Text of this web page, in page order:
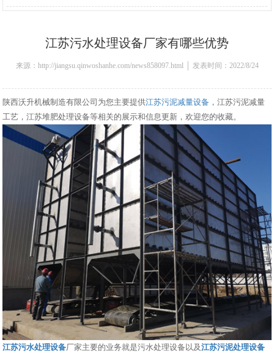
江苏污水处理设备厂家有哪些优势
来源：http://jiangsu.qinwoshanhe.com/news858097.html │ 发表时间：2022/8/24
陕西沃升机械制造有限公司为您主要提供江苏污泥减量设备 ，江苏污泥减量
工艺，江苏堆肥处理设备等相关的展示和信息更新，欢迎您的收藏。
江苏污水处理设备厂家主要的业务就是污水处理设备以及江苏污泥处理设备